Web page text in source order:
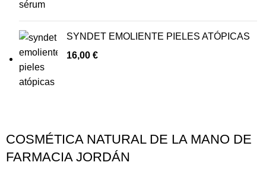
SYNDET EMOLIENTE PIELES ATÓPICAS
16,00 €
COSMÉTICA NATURAL DE LA MANO DE
FARMACIA JORDÁN